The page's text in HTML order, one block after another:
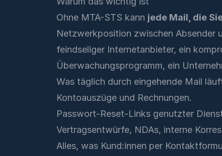
Ohne MTA-STS kann jede Mail, die
Netzwerkposition zwischen Absender
feindseliger Internetanbieter, ein
Überwachungsprogramm, ein
Was täglich durch eingehende Mail
Kontoauszüge und Rechnungen.
Passwort-Reset-Links genutzter
Vertragsentwürfe, NDAs, interne
Alles, was Kund:innen per